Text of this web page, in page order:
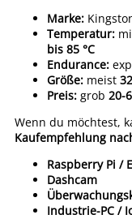
Marke:
Temperatur:
bis 85 °C
Endurance:
Größe: meist
Preis: grob 20-
Wenn du möchtest,
Kaufempfehlung
Raspberry Pi /
Dashcam
Industrie-PC /